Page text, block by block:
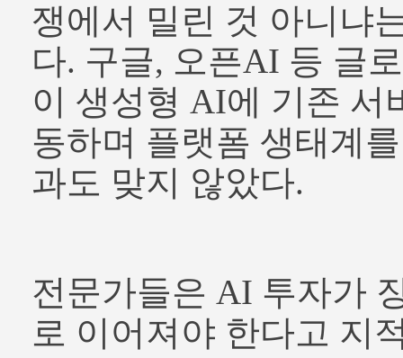
쟁에서 밀린 것 아니냐
다. 구글, 오픈AI 등 글
이 생성형 AI에 기존 서
동하며 플랫폼 생태계
과도 맞지 않았다.
전문가들은 AI 투자가
로 이어져야 한다고 지